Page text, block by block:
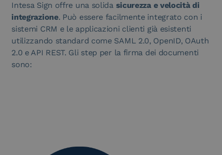
Intesa Sign offre una solida sicurezza e velocità di
integrazione. Può essere facilmente integrato con i
sistemi CRM e le applicazioni clienti già esistenti
utilizzando standard come SAML 2.0, OpenID, OAuth
2.0 e API REST. Gli step per la firma dei documenti
sono: